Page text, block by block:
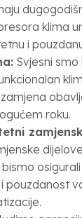
klima
i
Svjesni smo
roku.
osigurali
pouzdanost